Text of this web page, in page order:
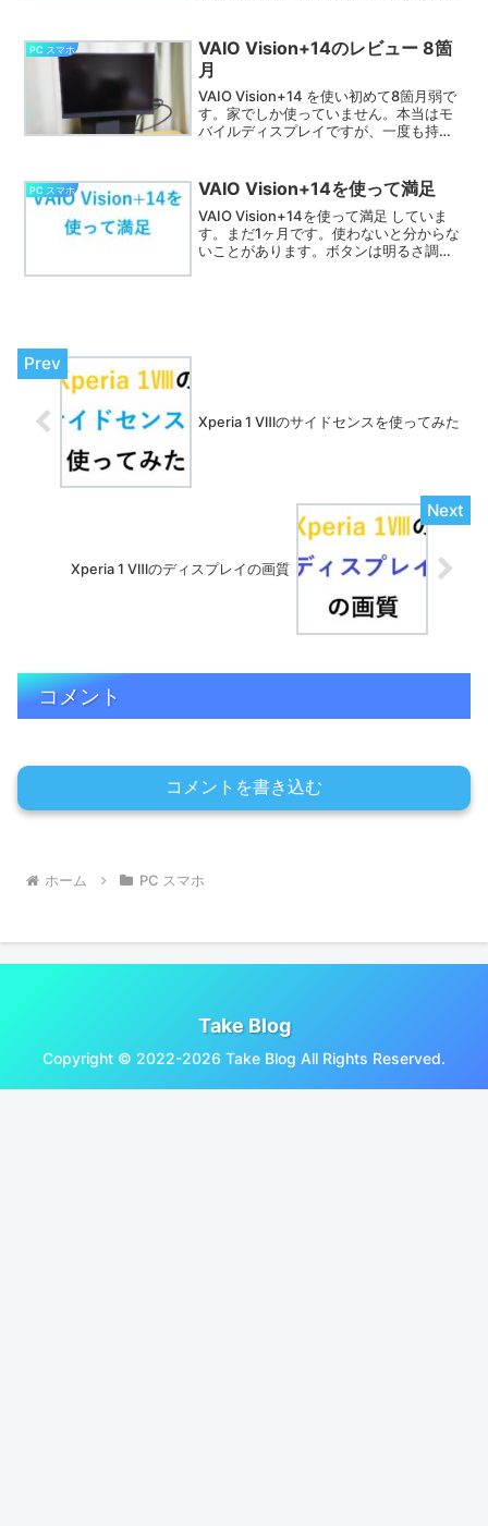
で、値引きの恩恵は受けていません。PC
も新しくしたので、単純に比較はできま
せんが、実際使ってみて気が付いたこと
を書いてみます。
PC スマホ
VAIO Vision+14のレビュー 8箇
月
VAIO Vision+14 を使い初めて8箇月弱で
す。家でしか使っていません。本当はモ
バイルディスプレイですが、一度も持ち
す。
PC スマホ VAIO Vision+14を使って満足
VAIO Vision+14を使って満足 していま
す。まだ1ヶ月です。使わないと分からな
いことがあります。ボタンは明るさ調整
Xperia 1 Ⅷのサイドセンスを使ってみた
Xperia 1 Ⅷのディスプレイの画質
コメント
コメントを書き込む
ホーム PC スマホ
Take Blog
Copyright © 2022-2026 Take Blog All Rights Reserved.